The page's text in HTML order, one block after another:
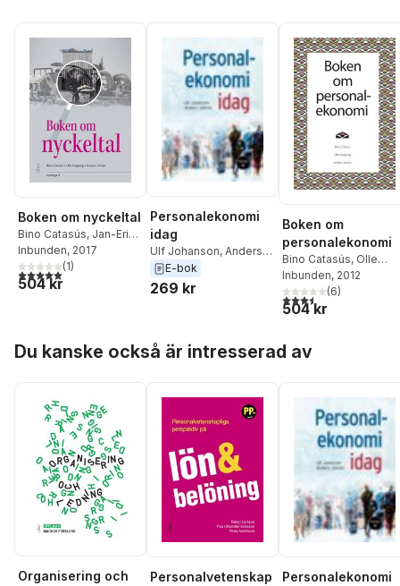
Boken om nyckeltal
Bino Catasús, Jan-Erik
Gröjer,Olle Högberg
Anders Johrén
Inbunden, 2017
5,0utav 5 stjärnor. Totalt antal röster:
(1)
504 kr
Personalekonomi
idag
Ulf Johanson, Anders
Johrén
E-bok
269 kr
Boken om
personalekonomi
Bino Catasús, Olle
Högberg, Anders
Johrén
Inbunden, 2012
3,5utav 5 stjärnor.
(6)
504 kr
Du kanske också är intresserad av
Organisering och
Personalvetenskap
Personalekonomi